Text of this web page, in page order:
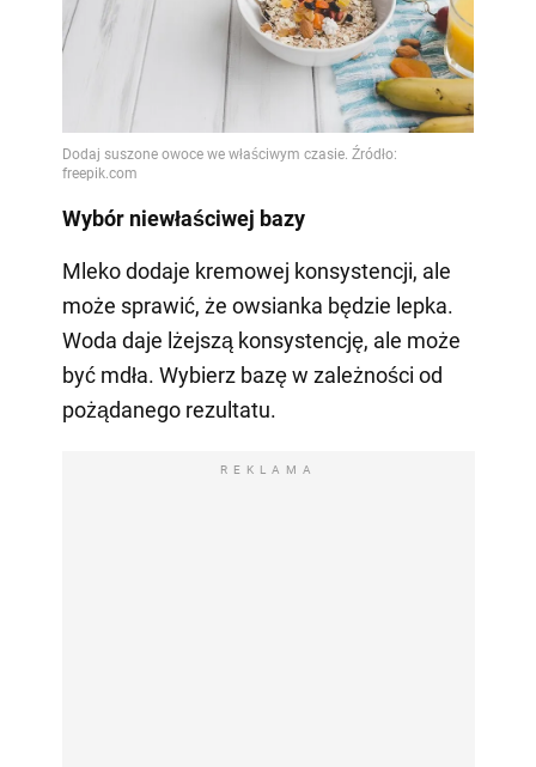
Wybór niewłaściwej bazy
Mleko dodaje kremowej konsystencji, ale
może sprawić, że owsianka będzie lepka.
Woda daje lżejszą konsystencję, ale może
być mdła. Wybierz bazę w zależności od
pożądanego rezultatu.
REKLAMA